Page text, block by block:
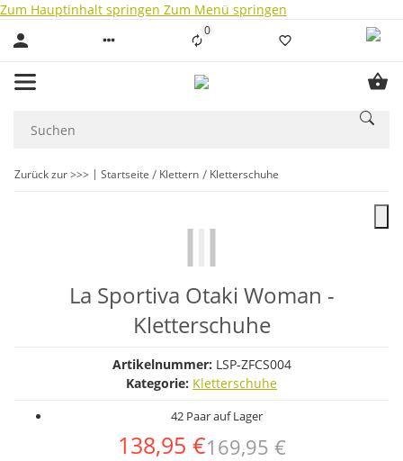
Zum Hauptinhalt springen Zum Menü springen
0Liste ist leer
Zurück zur >>> Startseite Klettern Kletterschuhe
La Sportiva Otaki Woman -
Kletterschuhe
Artikelnummer: LSP-ZFCS004
Kategorie: Kletterschuhe
42 Paar auf Lager
138,95 €169,95 €